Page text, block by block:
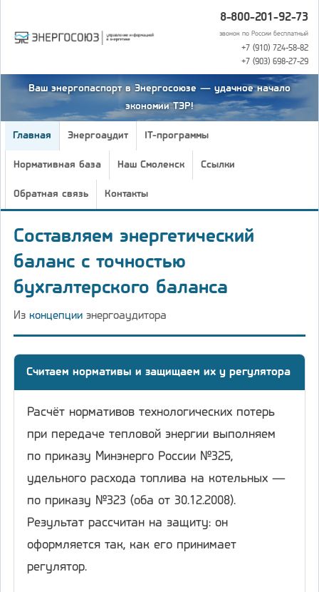
8-800-201-92-73
звонок по России бесплатный
+7 (910) 724-58-82
+7 (903) 698-27-29
Ваш энергопаспорт в Энергосоюзе — удачное начало
экономии ТЭР!
Главная Энергоаудит IT-программы
Нормативная база Наш Смоленск Ссылки
Обратная связь Контакты
Составляем энергетический
баланс с точностью
бухгалтерского баланса
Из концепции энергоаудитора
Считаем нормативы и защищаем их у регулятора
Расчёт нормативов технологических потерь
при передаче тепловой энергии выполняем
по приказу Минэнерго России №325,
удельного расхода топлива на котельных —
по приказу №323 (оба от 30.12.2008).
Результат рассчитан на защиту: он
оформляется так, как его принимает
регулятор.